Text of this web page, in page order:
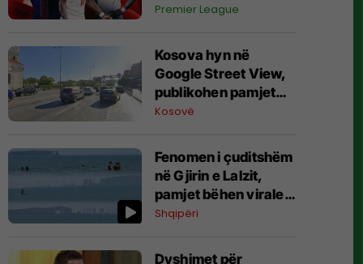
alternativa si
për krahun e majtë te
Topçinjtë
Premier League
Kosova hyn në
Google Street View,
publikohen pamjet
360-gradëshe
Kosovë
Fenomen i çuditshëm
në Gjirin e Lalzit,
pamjet bëhen virale
(Video)
Shqipëri
Dyshimet për